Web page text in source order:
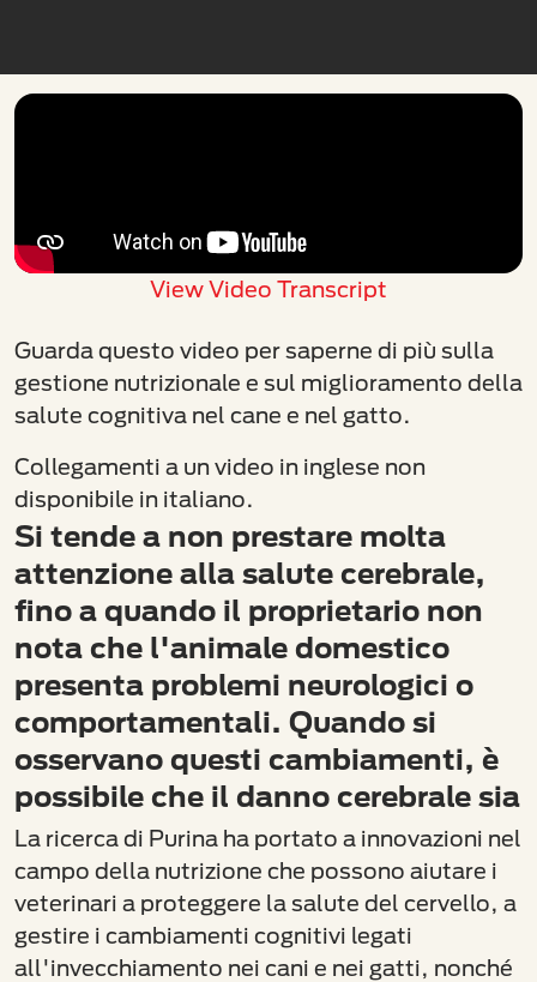
View Video Transcript
Guarda questo video per saperne di più sulla
gestione nutrizionale e sul miglioramento della
salute cognitiva nel cane e nel gatto.
Collegamenti a un video in inglese non
disponibile in italiano.
Si tende a non prestare molta
attenzione alla salute cerebrale,
fino a quando il proprietario non
nota che l'animale domestico
presenta problemi neurologici o
comportamentali. Quando si
osservano questi cambiamenti, è
possibile che il danno cerebrale sia
La ricerca di Purina ha portato a innovazioni nel
campo della nutrizione che possono aiutare i
veterinari a proteggere la salute del cervello, a
gestire i cambiamenti cognitivi legati
all'invecchiamento nei cani e nei gatti, nonché